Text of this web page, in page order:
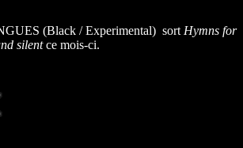
(Black / Experimental) sort Hymns for
silentce mois-ci.